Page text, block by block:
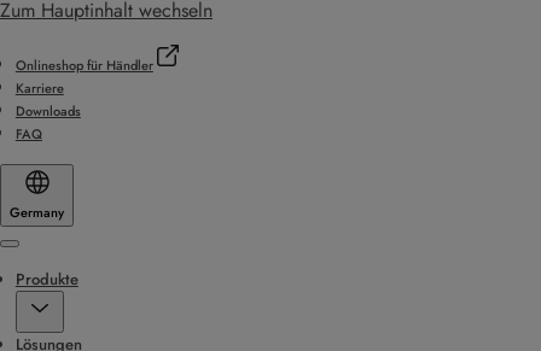
Zum Hauptinhalt wechseln
Onlineshop für Händler
Karriere
Downloads
FAQ
Germany
Menu
Produkte
Lösungen